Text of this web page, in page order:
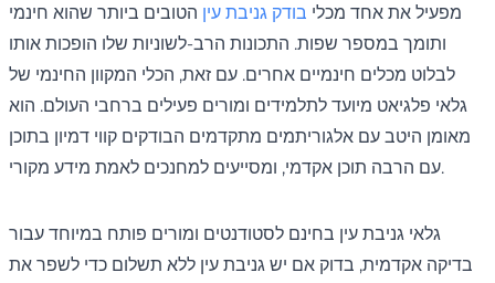
מפעיל את אחד מכלי בודק גניבת עין הטובים ביותר שהוא חינמי
ותומך במספר שפות. התכונות הרב-לשוניות שלו הופכות אותו
לבלוט מכלים חינמיים אחרים. עם זאת, הכלי המקוון החינמי של
גלאי פלגיאט מיועד לתלמידים ומורים פעילים ברחבי העולם. הוא
מאומן היטב עם אלגוריתמים מתקדמים הבודקים קווי דמיון בתוכן
עם הרבה תוכן אקדמי, ומסייעים למחנכים לאמת מידע מקורי.
גלאי גניבת עין בחינם לסטודנטים ומורים פותח במיוחד עבור
בדיקה אקדמית, בדוק אם יש גניבת עין ללא תשלום כדי לשפר את